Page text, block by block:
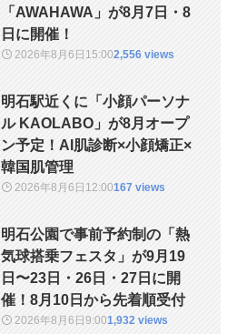
「AWAHAWA」が8月7日・8
日に開催！
2026年8月6日 15:002,556 views
明石駅近くに「小顔パーソナ
ル KAOLABO」が8月オープ
ン予定！AI肌診断×小顔矯正×
韓国肌管理
2026年8月6日 12:00167 views
明石公園で事前予約制の「熱
気球搭乗フェスタ」が9月19
日〜23日・26日・27日に開
催！8月10日から先着順受付
2026年8月6日9:001,932 views